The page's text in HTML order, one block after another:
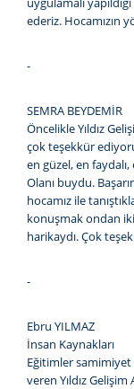
ederiz. Hocamızın
-
SEMRA BEYDEMİR
Öncelikle Yıldız
çok teşekkür
en güzel, en
Olanı buydu.
hocamız ile
konuşmak ondan
harikaydı. Çok
-
Ebru YILMAZ
İnsan Kaynakları
Eğitimler
veren Yıldız